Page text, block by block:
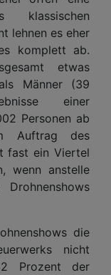
klassischen
lehnen es eher
komplett ab.
etwas
Männer (39
einer
Personen ab
Auftrag des
fast ein Viertel
wenn anstelle
die
nicht
Prozent der